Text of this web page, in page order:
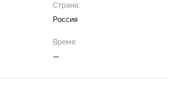
Страна:
Россия
Время:
—